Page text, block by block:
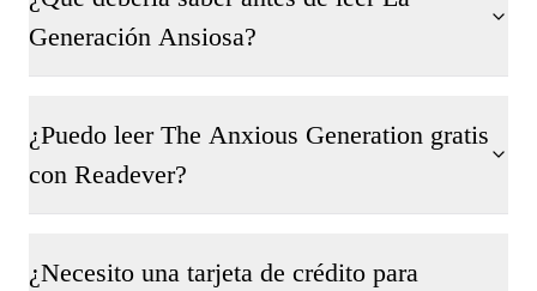
Generación Ansiosa?
¿Puedo leer The Anxious Generation gratis
con Readever?
¿Necesito una tarjeta de crédito para